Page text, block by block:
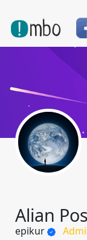
Alian
epikur